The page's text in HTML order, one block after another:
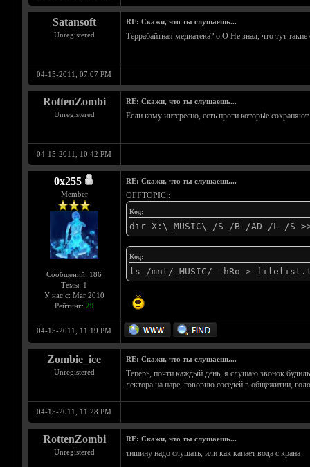
Satansoft
Unregistered
RE: Скажи, что ты слушаешь...
Террабайтная медиатека? о.О Не знал, что тут
04-15-2011, 07:07 PM
RottenZombi
Unregistered
RE: Скажи, что ты слушаешь...
Если кому интересно, есть проги которьіе
04-15-2011, 10:42 PM
0х255
Member
Сообщений: 186
Темы: 1
У нас с: Mar 2010
Рейтинг: 29
RE: Скажи, что ты слушаешь...
OFFTOPIC::
Код:
dir X:\_MUSIC\ /S /B /AD /L /
Код:
ls /mnt/_MUSIC/ -hRo >
04-15-2011, 11:19 PM
Zombie_ice
Unregistered
RE: Скажи, что ты слушаешь...
Теперь, почти каждый день, я слушаю звонок
лектора на паре, говорню соседей в общежитии,
04-15-2011, 11:28 PM
RottenZombi
Unregistered
RE: Скажи, что ты слушаешь...
тишину надо слушать, или как капает вода с крана